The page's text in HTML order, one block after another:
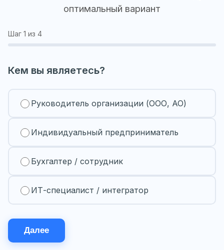
оптимальный вариант
Шаг 1 из 4
Кем вы являетесь?
Руководитель организации (ООО, АО)
Индивидуальный предприниматель
Бухгалтер / сотрудник
ИТ-специалист / интегратор
Далее